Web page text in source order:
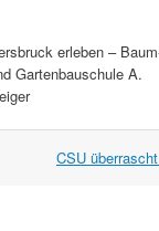
erleben –
Gartenbauschule A.
CSU